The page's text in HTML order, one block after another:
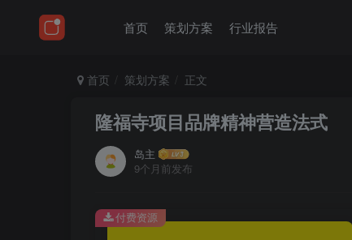
首页 策划方案 行业报告
首页 策划方案 正文
隆福寺项目品牌精神营造法式
岛主
9个月前发布
付费资源